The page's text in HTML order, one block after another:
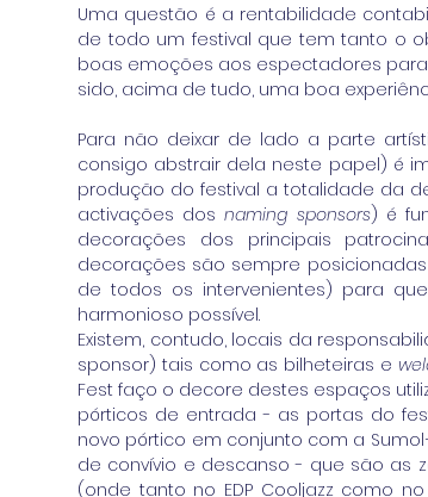
Uma questão é a rentabilidade
de todo um festival que tem tanto o
boas emoções aos espectadores
sido, acima de tudo, uma boa
Para não deixar de lado a parte
consigo abstrair dela neste papel) é
produção do festival a totalidade da
activações dos naming sponsors) é
decorações dos principais
decorações são sempre
de todos os intervenientes) para
harmonioso possível.
Existem, contudo, locais da
sponsor) tais como as bilheteiras e
Fest faço o decore destes espaços
pórticos de entrada - as portas do
novo pórtico em conjunto com a
de convívio e descanso - que são as
(onde tanto no EDP Cooljazz como